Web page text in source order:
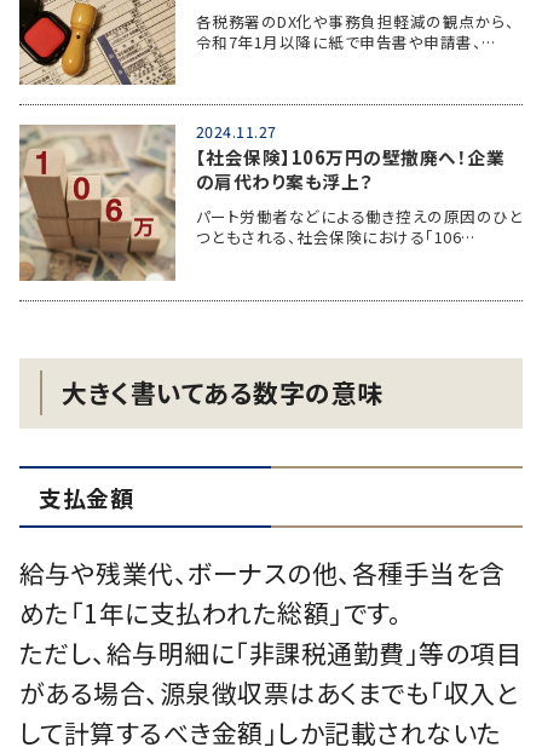
各税務署のDX化や事務負担軽減の観点から、
令和7年1月以降に紙で申告書や申請書、…
2024.11.27
【社会保険】106万円の壁撤廃へ！企業
の肩代わり案も浮上？
パート労働者などによる働き控えの原因のひと
つともされる、社会保険における「106…
大きく書いてある数字の意味
支払金額
給与や残業代、ボーナスの他、各種手当を含
めた「1年に支払われた総額」です。
ただし、給与明細に「非課税通勤費」等の項目
がある場合、源泉徴収票はあくまでも「収入と
して計算するべき金額」しか記載されないた